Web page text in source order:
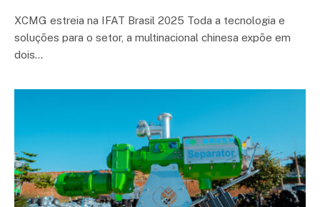
XCMG estreia na IFAT Brasil 2025 Toda a tecnologia e
soluções para o setor, a multinacional chinesa expõe em
dois…